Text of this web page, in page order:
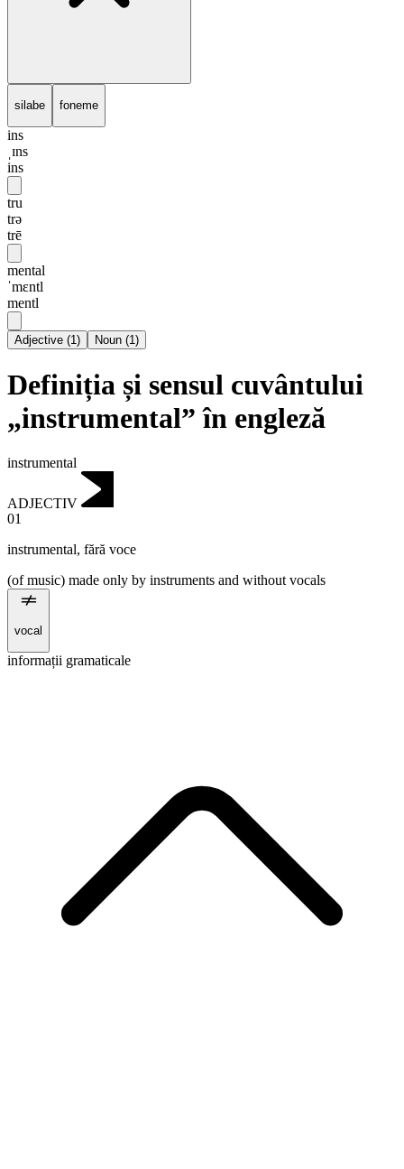
silabe foneme
ins
ˌɪns
ins
tru
trə
trē
mental
ˈmɛntl
mentl
Adjective (1) Noun (1)
Definiția și sensul cuvântului
„instrumental” în engleză
instrumental
ADJECTIV
01
instrumental, fără voce
(of music) made only by instruments and without vocals
vocal
informații gramaticale